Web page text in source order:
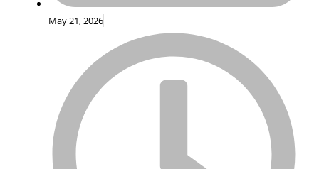
May 21, 2026